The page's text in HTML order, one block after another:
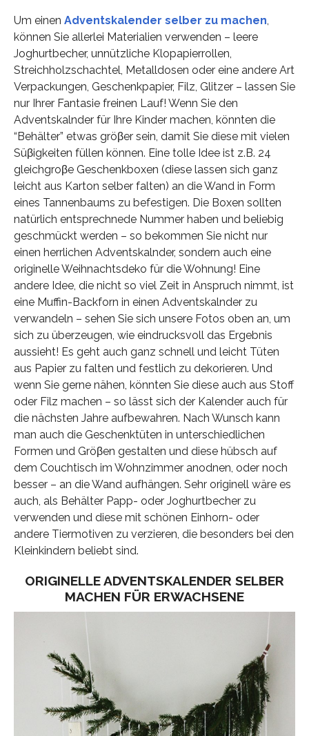
Um einen Adventskalender selber zu machen
können Sie allerlei Materialien verwenden – leere
Joghurtbecher, unnützliche Klopapierrollen,
Streichholzschachtel, Metalldosen oder eine andere Art
Verpackungen, Geschenkpapier, Filz, Glitzer – lassen Sie
nur Ihrer Fantasie freinen Lauf! Wenn Sie den
Adventskalnder für Ihre Kinder machen, könnten die
“Behälter” etwas gröβer sein, damit Sie diese mit vielen
Süβigkeiten füllen können. Eine tolle Idee ist z.B. 24
gleichgroβe Geschenkboxen (diese lassen sich ganz
leicht aus Karton selber falten) an die Wand in Form
eines Tannenbaums zu befestigen. Die Boxen sollten
natürlich entsprechnede Nummer haben und beliebig
geschmückt werden – so bekommen Sie nicht nur
einen herrlichen Adventskalnder, sondern auch eine
originelle Weihnachtsdeko für die Wohnung! Eine
andere Idee, die nicht so viel Zeit in Anspruch nimmt, ist
eine Muffin-Backforn in einen Adventskalnder zu
verwandeln – sehen Sie sich unsere Fotos oben an, um
sich zu überzeugen, wie eindrucksvoll das Ergebnis
aussieht! Es geht auch ganz schnell und leicht Tüten
aus Papier zu falten und festlich zu dekorieren. Und
wenn Sie gerne nähen, könnten Sie diese auch aus Stoff
oder Filz machen – so lässt sich der Kalender auch für
die nächsten Jahre aufbewahren. Nach Wunsch kann
man auch die Geschenktüten in unterschiedlichen
Formen und Gröβen gestalten und diese hübsch auf
dem Couchtisch im Wohnzimmer anodnen, oder noch
besser – an die Wand aufhängen. Sehr originell wäre es
auch, als Behälter Papp- oder Joghurtbecher zu
verwenden und diese mit schönen Einhorn- oder
andere Tiermotiven zu verzieren, die besonders bei den
Kleinkindern beliebt sind.
ORIGINELLE ADVENTSKALENDER SELBER
MACHEN FÜR ERWACHSENE